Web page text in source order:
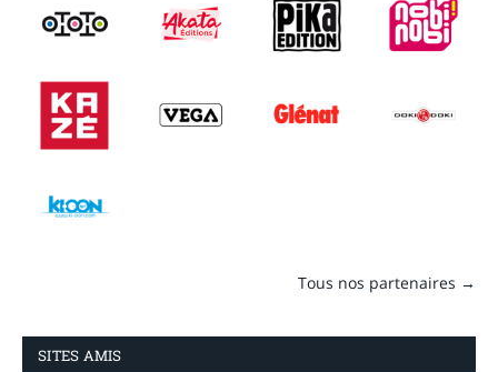
Tous nos partenaires →
SITES AMIS